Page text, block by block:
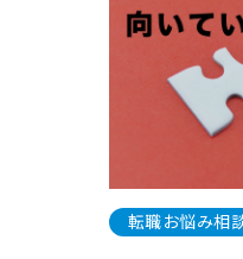
転職お悩み相